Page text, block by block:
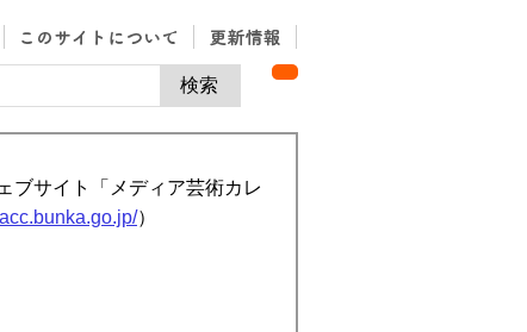
ブサイト「メディア芸術カレ
）